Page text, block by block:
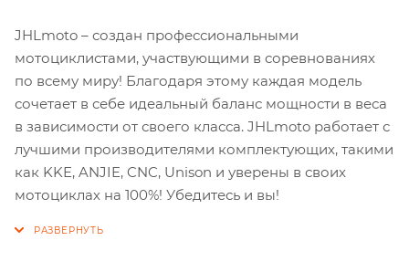
JHLmoto – создан профессиональными
мотоциклистами, участвующими в соревнованиях
по всему миру! Благодаря этому каждая модель
сочетает в себе идеальный баланс мощности в веса
в зависимости от своего класса. JHLmoto работает с
лучшими производителями комплектующих, такими
как KKE, ANJIE, CNC, Unison и уверены в своих
мотоциклах на 100%! Убедитесь и вы!